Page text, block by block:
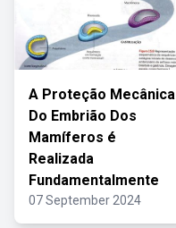
A Proteção Mecânica
Do Embrião Dos
Mamíferos é
Realizada
Fundamentalmente
07 September 2024